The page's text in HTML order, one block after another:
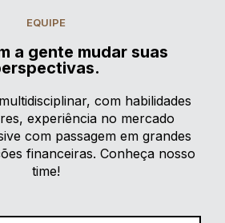
EQUIPE
a gente mudar suas
com habilidades
experiência no mercado
com passagem em grandes
financeiras. Conheça nosso
time!